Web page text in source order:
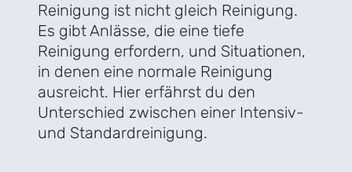
Reinigung ist nicht gleich Reinigung.
Es gibt Anlässe, die eine tiefe
Reinigung erfordern, und Situationen,
in denen eine normale Reinigung
ausreicht. Hier erfährst du den
Unterschied zwischen einer Intensiv-
und Standardreinigung.